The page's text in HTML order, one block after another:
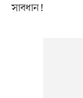
সাবধান!